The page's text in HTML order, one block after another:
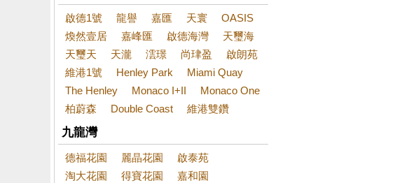
啟德1號 龍譽 嘉匯 天寰
OASIS
煥然壹居
嘉峰匯 啟德海灣
天璽海
天璽天
天瀧 澐璟 尚珒盈
啟朗苑
維港1號
Henley Park
Miami Quay
The Henley
Monaco I+II
Monaco One
柏蔚森
Double Coast 維港雙鑽
九龍灣
德福花園 麗晶花園
啟泰苑
淘大花園
得寶花園
嘉和園